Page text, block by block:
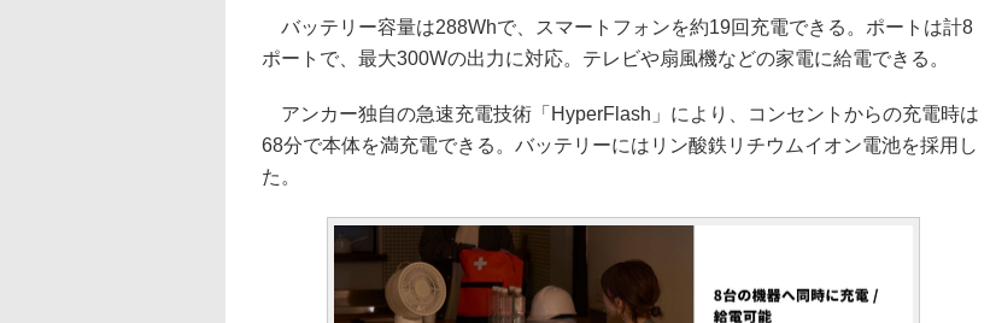
バッテリー容量は288Whで、スマートフォンを約19回充電できる。ポートは計8
ポートで、最⼤300Wの出⼒に対応。テレビや扇⾵機などの家電に給電できる。
アンカー独⾃の急速充電技術「HyperFlash」により、コンセントからの充電時は
68分で本体を満充電できる。バッテリーにはリン酸鉄リチウムイオン電池を採⽤し
た。